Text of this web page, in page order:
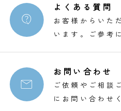

よくある質問
お客様からいた
います。ご参考

お問い合わせ
ご依頼やご相談
にお問い合わせ